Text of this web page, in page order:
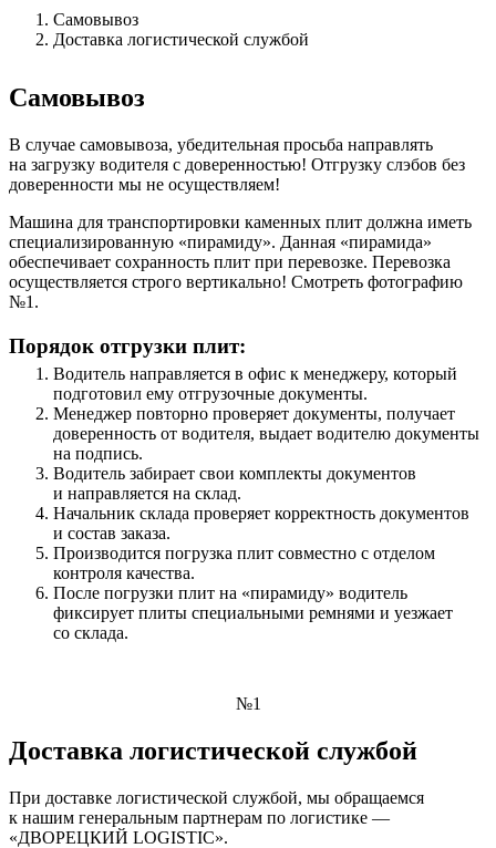
Самовывоз
Доставка логистической службой
Самовывоз
В случае самовывоза, убедительная просьба направлять
на загрузку водителя с доверенностью! Отгрузку слэбов без
доверенности мы не осуществляем!
Машина для транспортировки каменных плит должна иметь
специализированную «пирамиду». Данная «пирамида»
обеспечивает сохранность плит при перевозке. Перевозка
осуществляется строго вертикально! Смотреть фотографию
№1.
Порядок отгрузки плит:
Водитель направляется в офис к менеджеру, который
подготовил ему отгрузочные документы.
Менеджер повторно проверяет документы, получает
доверенность от водителя, выдает водителю документы
на подпись.
Водитель забирает свои комплекты документов
и направляется на склад.
Начальник склада проверяет корректность документов
и состав заказа.
Производится погрузка плит совместно с отделом
контроля качества.
После погрузки плит на «пирамиду» водитель
фиксирует плиты специальными ремнями и уезжает
со склада.
№1
Доставка логистической службой
При доставке логистической службой, мы обращаемся
к нашим генеральным партнерам по логистике —
«ДВОРЕЦКИЙ LOGISTIC».